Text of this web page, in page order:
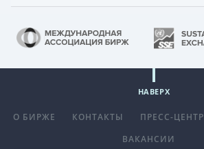
О БИРЖЕ КОНТАКТЫ ПРЕСС-ЦЕНТР
ВАКАНСИИ
НАВЕРХ